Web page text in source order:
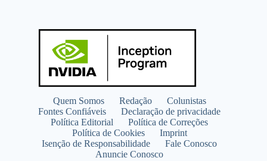
Quem Somos Redação
Colunistas
Fontes Confiáveis
Declaração de privacidade
Política Editorial
Política de Correções
Política de Cookies
Imprint
Isenção de Responsabilidade
Fale Conosco
Anuncie Conosco